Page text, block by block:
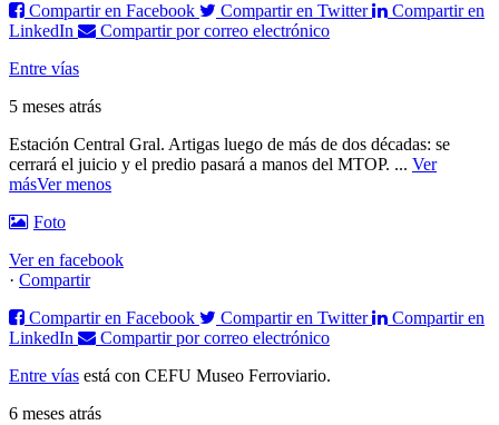
Compartir en Facebook
Compartir en Twitter
Compartir en
LinkedIn
Compartir por correo electrónico
Entre vías
5 meses atrás
Estación Central Gral. Artigas luego de más de dos décadas: se
cerrará el juicio y el predio pasará a manos del MTOP. ... Ver
másVer menos
Foto
Ver en facebook
· Compartir
Compartir en Facebook
Compartir en Twitter
Compartir en
LinkedIn
Compartir por correo electrónico
Entre vías está con CEFU Museo Ferroviario.
6 meses atrás